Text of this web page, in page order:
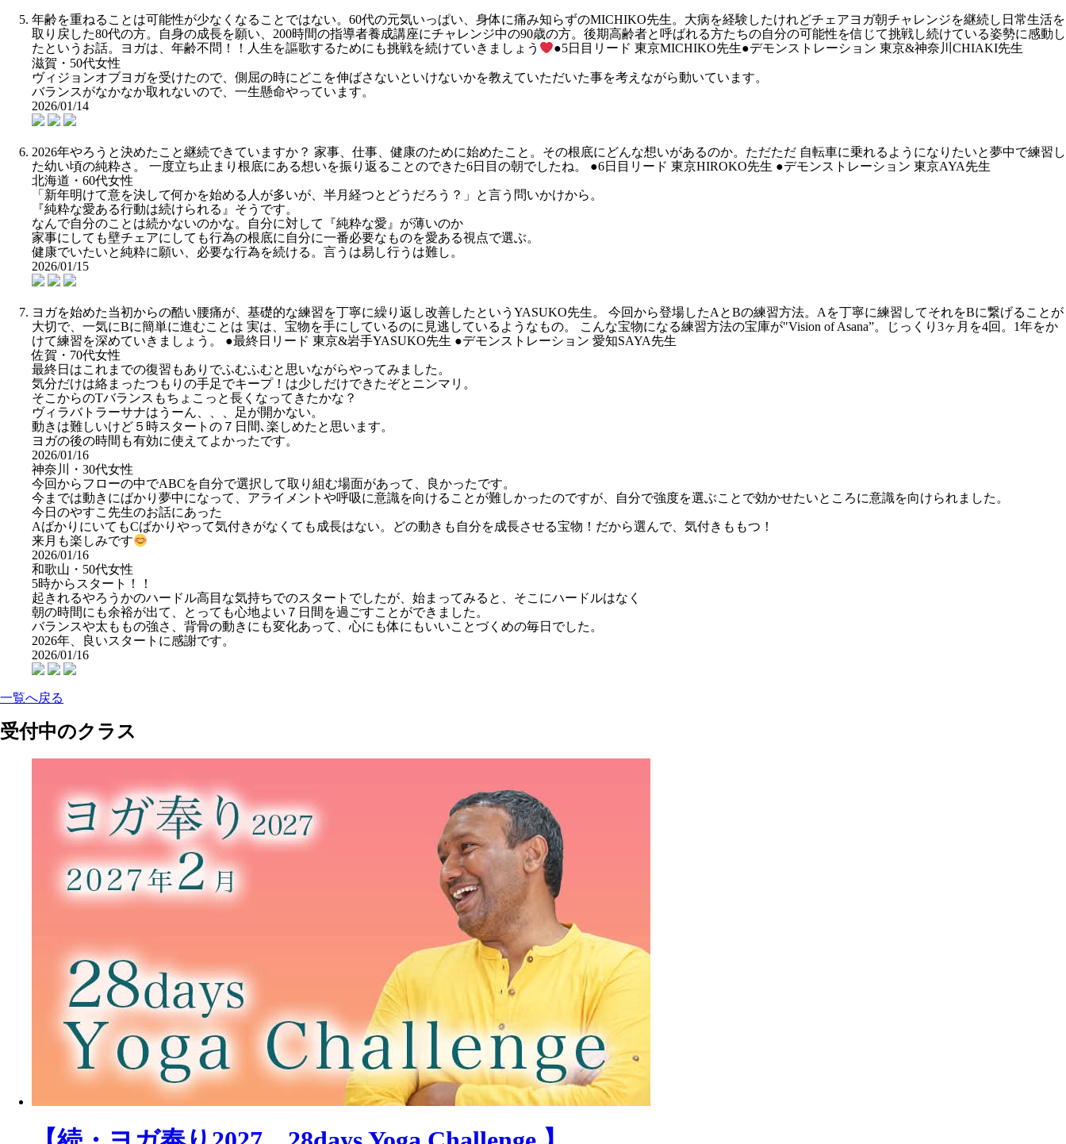
年齢を重ねることは可能性が少なくなることではない。60代の元気いっぱい、身体に痛み知らずのMICHIKO先生。大病を経験したけれどチェアヨガ朝チャレンジを継続し日常生活を
取り戻した80代の方。自身の成長を願い、200時間の指導者養成講座にチャレンジ中の90歳の方。後期高齢者と呼ばれる方たちの自分の可能性を信じて挑戦し続けている姿勢に感動し
たというお話。ヨガは、年齢不問！！人生を謳歌するためにも挑戦を続けていきましょう
●5日目リード 東京MICHIKO先生●デモンストレーション 東京&神奈川CHIAKI先生
滋賀・50代女性
ヴィジョンオブヨガを受けたので、側屈の時にどこを伸ばさないといけないかを教えていただいた事を考えながら動いています。
バランスがなかなか取れないので、一生懸命やっています。
2026/01/14
2026年やろうと決めたこと継続できていますか？ 家事、仕事、健康のために始めたこと。その根底にどんな想いがあるのか。ただただ 自転車に乗れるようになりたいと夢中で練習し
た幼い頃の純粋さ。 一度立ち止まり根底にある想いを振り返ることのできた6日目の朝でしたね。 ●6日目リード 東京HIROKO先生 ●デモンストレーション 東京AYA先生
北海道・60代女性
「新年明けて意を決して何かを始める人が多いが、半月経つとどうだろう？」と言う問いかけから。
『純粋な愛ある行動は続けられる』そうです。
なんで自分のことは続かないのかな。自分に対して『純粋な愛』が薄いのか
家事にしても壁チェアにしても行為の根底に自分に一番必要なものを愛ある視点で選ぶ。
健康でいたいと純粋に願い、必要な行為を続ける。言うは易し行うは難し。
2026/01/15
ヨガを始めた当初からの酷い腰痛が、基礎的な練習を丁寧に繰り返し改善したというYASUKO先生。 今回から登場したAとBの練習方法。Aを丁寧に練習してそれをBに繋げることが
大切で、一気にBに簡単に進むことは 実は、宝物を手にしているのに見逃しているようなもの。 こんな宝物になる練習方法の宝庫が"Vision of Asana”。じっくり3ヶ月を4回。1年をか
けて練習を深めていきましょう。 ●最終日リード 東京&岩手YASUKO先生 ●デモンストレーション 愛知SAYA先生
佐賀・70代女性
最終日はこれまでの復習もありでふむふむと思いながらやってみました。
気分だけは絡まったつもりの手足でキープ！は少しだけできたぞとニンマリ。
そこからのTバランスもちょこっと長くなってきたかな？
ヴィラバトラーサナはうーん、、、足が開かない。
動きは難しいけど５時スタートの７日間､楽しめたと思います。
ヨガの後の時間も有効に使えてよかったです。
2026/01/16
神奈川・30代女性
今回からフローの中でABCを自分で選択して取り組む場面があって、良かったです。
今までは動きにばかり夢中になって、アライメントや呼吸に意識を向けることが難しかったのですが、自分で強度を選ぶことで効かせたいところに意識を向けられました。
今日のやすこ先生のお話にあった
AばかりにいてもCばかりやって気付きがなくても成長はない。どの動きも自分を成長させる宝物！だから選んで、気付きももつ！
来月も楽しみです
2026/01/16
和歌山・50代女性
5時からスタート！！
起きれるやろうかのハードル高目な気持ちでのスタートでしたが、始まってみると、そこにハードルはなく
朝の時間にも余裕が出て、とっても心地よい７日間を過ごすことができました。
バランスや太ももの強さ、背骨の動きにも変化あって、心にも体にもいいことづくめの毎日でした。
2026年、良いスタートに感謝です。
2026/01/16
一覧へ戻る
受付中のクラス